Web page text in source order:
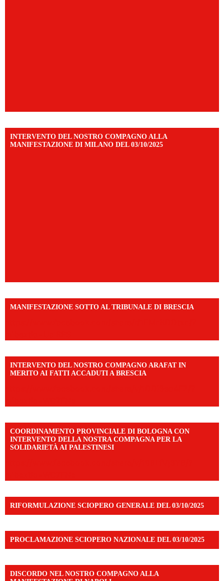
INTERVENTO DEL NOSTRO COMPAGNO ALLA
MANIFESTAZIONE DI MILANO DEL 03/10/2025
MANIFESTAZIONE SOTTO AL TRIBUNALE DI BRESCIA
INTERVENTO DEL NOSTRO COMPAGNO ARAFAT IN
MERITO AI FATTI ACCADUTI A BRESCIA
COORDINAMENTO PROVINCIALE DI BOLOGNA CON
INTERVENTO DELLA NOSTRA COMPAGNA PER LA
SOLIDARIETÀ AI PALESTINESI
RIFORMULAZIONE SCIOPERO GENERALE DEL 03/10/2025
PROCLAMAZIONE SCIOPERO NAZIONALE DEL 03/10/2025
DISCORDO NEL NOSTRO COMPAGNO ALLA